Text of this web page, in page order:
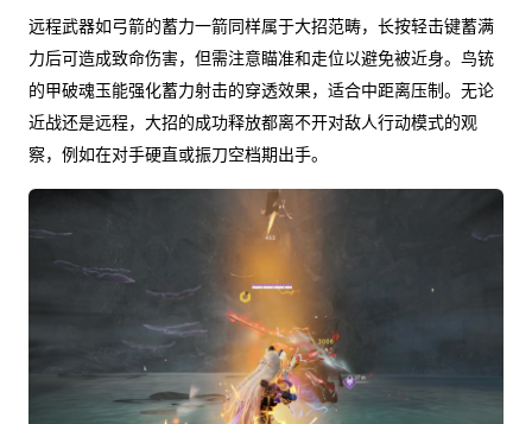
远程武器如弓箭的蓄力一箭同样属于大招范畴，长按轻击键蓄满
力后可造成致命伤害，但需注意瞄准和走位以避免被近身。鸟铳
的甲破魂玉能强化蓄力射击的穿透效果，适合中距离压制。无论
近战还是远程，大招的成功释放都离不开对敌人行动模式的观
察，例如在对手硬直或振刀空档期出手。